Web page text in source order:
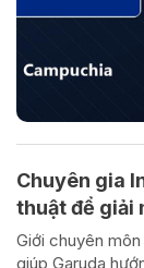
Chuyên gia
thuật để giải
Giới chuyên
giúp Garuda